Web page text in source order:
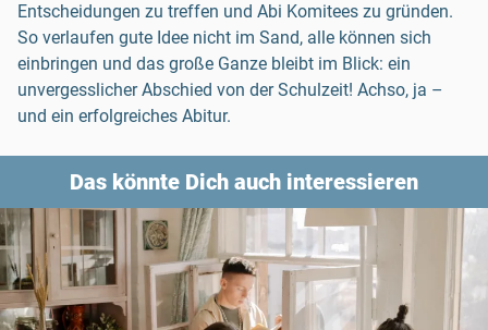
Entscheidungen zu treffen und Abi Komitees zu gründen.
So verlaufen gute Idee nicht im Sand, alle können sich
einbringen und das große Ganze bleibt im Blick: ein
unvergesslicher Abschied von der Schulzeit! Achso, ja –
und ein erfolgreiches Abitur.
Das könnte Dich auch interessieren